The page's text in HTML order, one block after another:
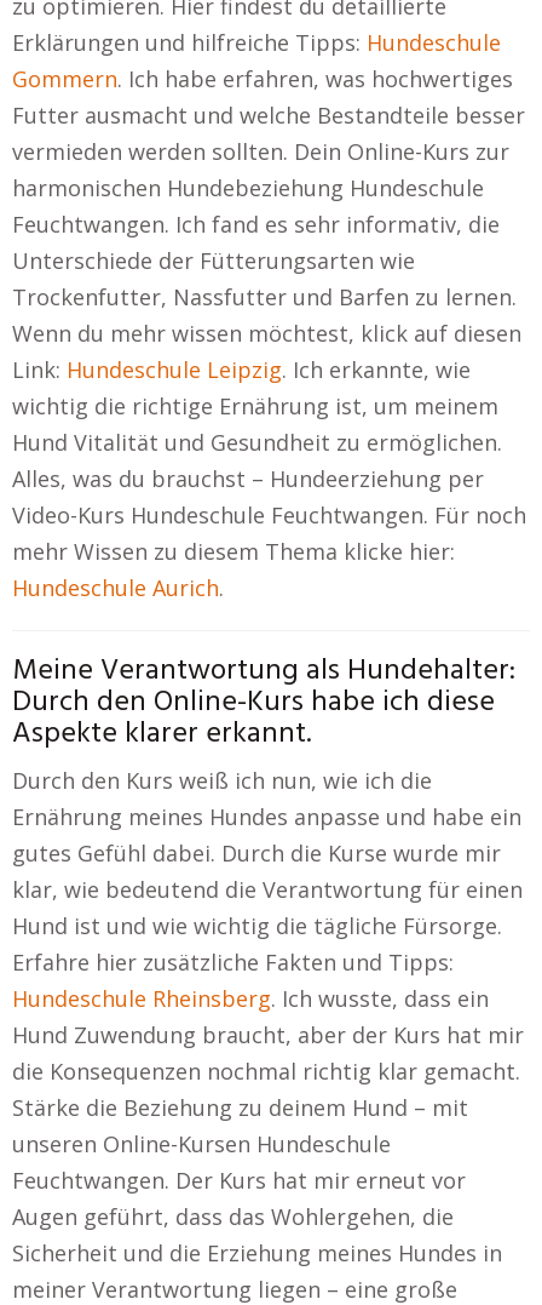
zu optimieren. Hier findest du detaillierte
Erklärungen und hilfreiche Tipps: Hundeschule
Gommern. Ich habe erfahren, was hochwertiges
Futter ausmacht und welche Bestandteile besser
vermieden werden sollten. Dein Online-Kurs zur
harmonischen Hundebeziehung Hundeschule
Feuchtwangen. Ich fand es sehr informativ, die
Unterschiede der Fütterungsarten wie
Trockenfutter, Nassfutter und Barfen zu lernen.
Wenn du mehr wissen möchtest, klick auf diesen
Link: Hundeschule Leipzig. Ich erkannte, wie
wichtig die richtige Ernährung ist, um meinem
Hund Vitalität und Gesundheit zu ermöglichen.
Alles, was du brauchst – Hundeerziehung per
Video-Kurs Hundeschule Feuchtwangen. Für noch
mehr Wissen zu diesem Thema klicke hier:
Hundeschule Aurich.
Meine Verantwortung als Hundehalter:
Durch den Online-Kurs habe ich diese
Aspekte klarer erkannt.
Durch den Kurs weiß ich nun, wie ich die
Ernährung meines Hundes anpasse und habe ein
gutes Gefühl dabei. Durch die Kurse wurde mir
klar, wie bedeutend die Verantwortung für einen
Hund ist und wie wichtig die tägliche Fürsorge.
Erfahre hier zusätzliche Fakten und Tipps:
Hundeschule Rheinsberg. Ich wusste, dass ein
Hund Zuwendung braucht, aber der Kurs hat mir
die Konsequenzen nochmal richtig klar gemacht.
Stärke die Beziehung zu deinem Hund – mit
unseren Online-Kursen Hundeschule
Feuchtwangen. Der Kurs hat mir erneut vor
Augen geführt, dass das Wohlergehen, die
Sicherheit und die Erziehung meines Hundes in
meiner Verantwortung liegen – eine große